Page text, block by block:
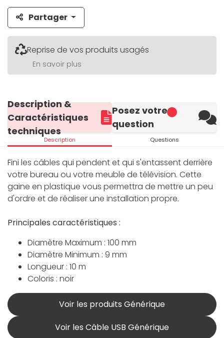
Partager
Reprise de vos produits usagés
En savoir plus
Description &
Caractéristiques
techniques
Description
Posez votre
question
Questions
Fini les câbles qui pendent et qui s'entassent derrière
votre bureau ou votre meuble de télévision. Cette
gaine en plastique vous permettra de mettre un peu
d'ordre et de réaliser une installation propre.
Principales caractéristiques :
Diamètre Maximum : 100 mm
Diamètre Minimum : 9 mm
Longueur : 10 m
Coloris : noir
Voir les produits Générique
Voir les Câble USB Générique